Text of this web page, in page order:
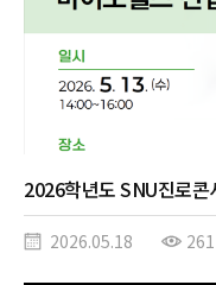
2026학년도 SNU진로
2026.05.18 261